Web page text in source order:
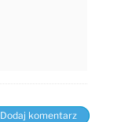
Dodaj komentarz